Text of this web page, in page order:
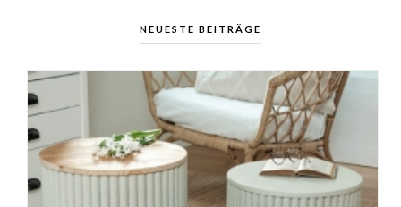
NEUESTE BEITRÄGE